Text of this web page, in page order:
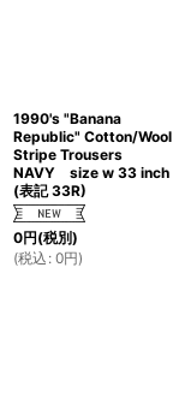
1990's "Banana
Republic" Cotton/Wool
Stripe Trousers
NAVY size w 33 inch
(表記 33R)
0円(税別)
(税込 : 0円)